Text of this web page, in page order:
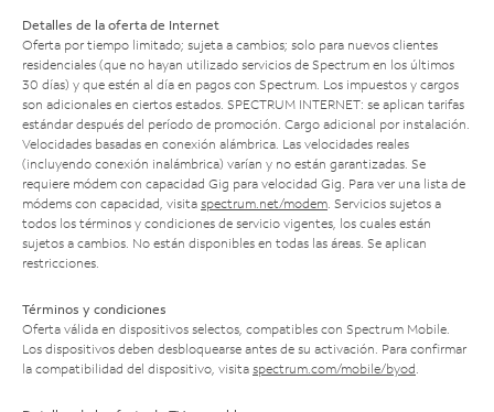
Detalles de la oferta de Internet
Oferta por tiempo limitado; sujeta a cambios; solo para nuevos clientes
residenciales (que no hayan utilizado servicios de Spectrum en los últimos
30 días) y que estén al día en pagos con Spectrum. Los impuestos y cargos
son adicionales en ciertos estados. SPECTRUM INTERNET: se aplican tarifas
estándar después del período de promoción. Cargo adicional por instalación.
Velocidades basadas en conexión alámbrica. Las velocidades reales
(incluyendo conexión inalámbrica) varían y no están garantizadas. Se
requiere módem con capacidad Gig para velocidad Gig. Para ver una lista de
módems con capacidad, visita spectrum.net/modem . Servicios sujetos a
todos los términos y condiciones de servicio vigentes, los cuales están
sujetos a cambios. No están disponibles en todas las áreas. Se aplican
restricciones.
Términos y condiciones
Oferta válida en dispositivos selectos, compatibles con Spectrum Mobile.
Los dispositivos deben desbloquearse antes de su activación. Para confirmar
la compatibilidad del dispositivo, visita spectrum.com/mobile/byod